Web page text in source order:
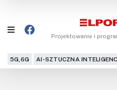
Projektowanie i
5G,6G AI-SZTUCZNA